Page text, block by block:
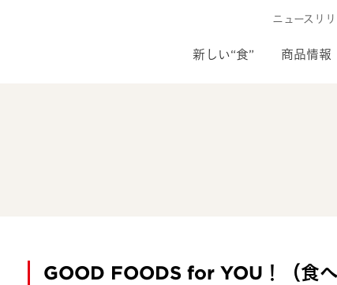
新しい“食” 商品情報
ニュースリリ
GOOD FOODS for YOU！（食